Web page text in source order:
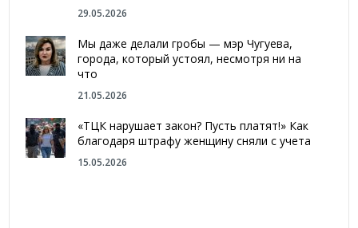
29.05.2026
Мы даже делали гробы — мэр Чугуева,
города, который устоял, несмотря ни на
что
21.05.2026
«ТЦК нарушает закон? Пусть платят!» Как
благодаря штрафу женщину сняли с учета
15.05.2026